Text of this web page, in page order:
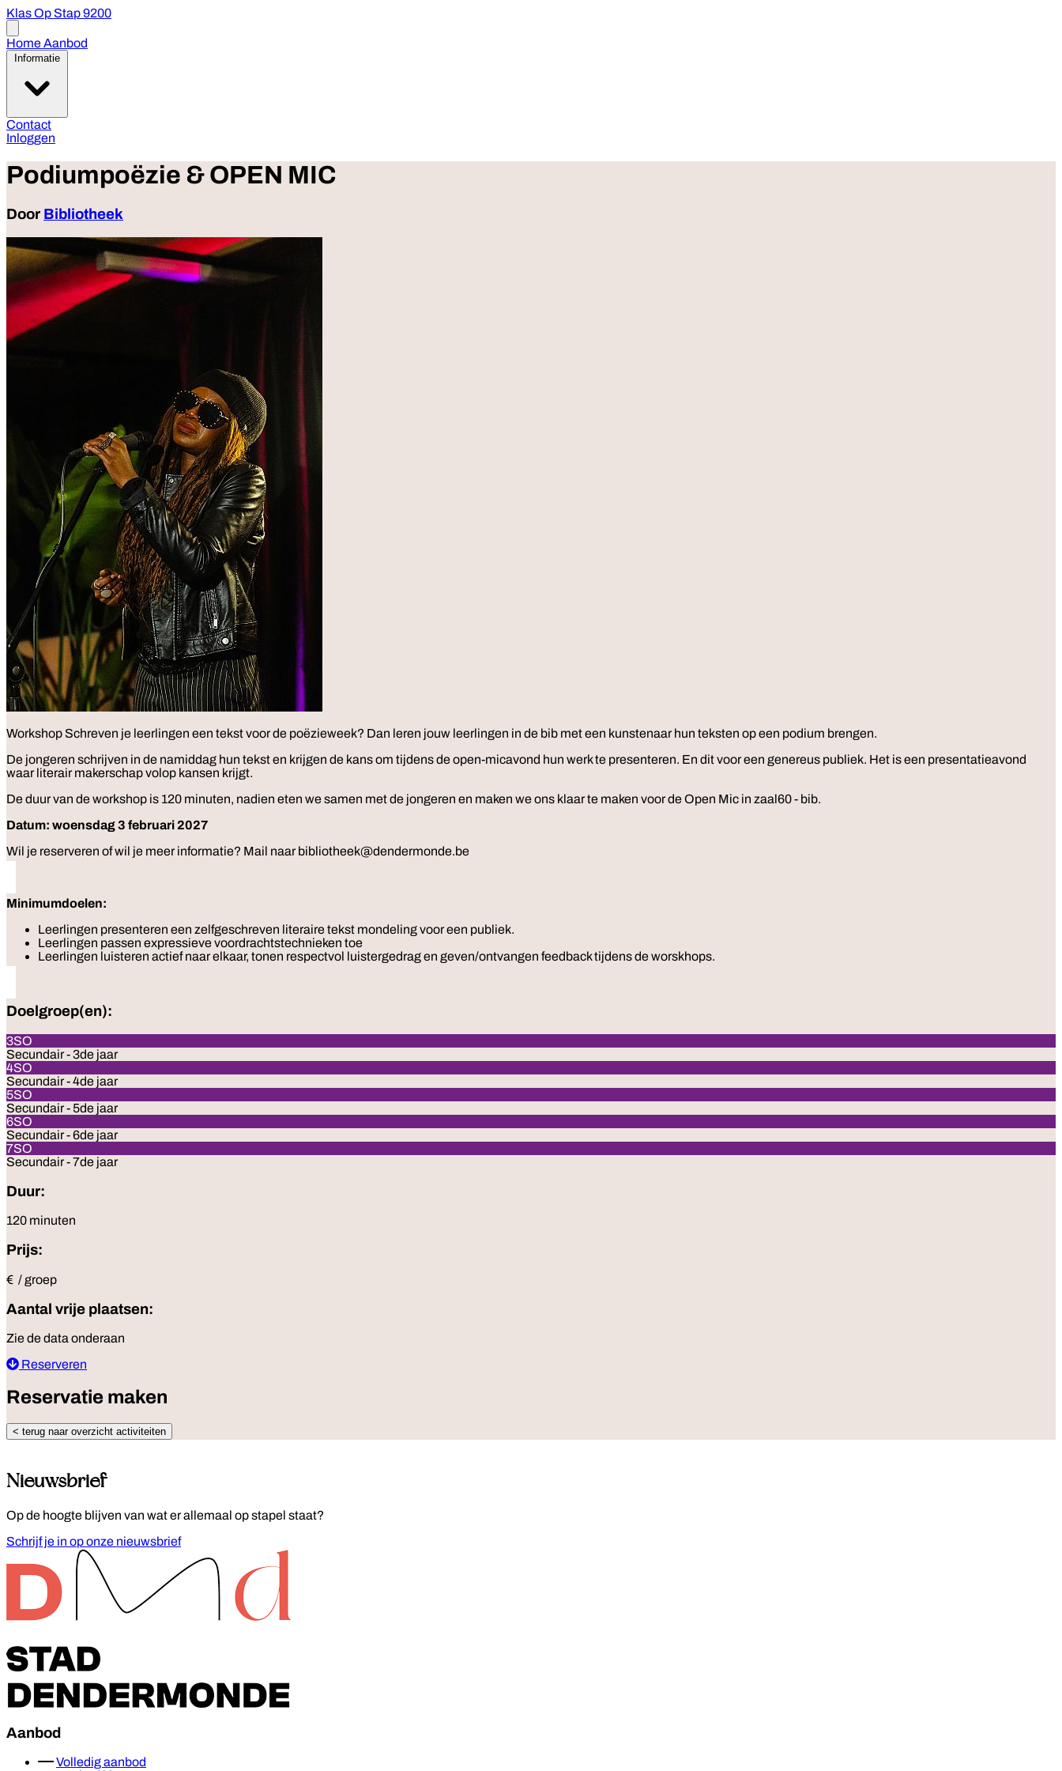
Klas Op Stap 9200
menu
HomeAanbod
Informatie
Contact
Inloggen
Podiumpoëzie & OPEN MIC
Door Bibliotheek
Workshop Schreven je leerlingen een tekst voor de poëzieweek? Dan leren jouw leerlingen in de bib met een kunstenaar hun teksten op een podium brengen.
De jongeren schrijven in de namiddag hun tekst en krijgen de kans om tijdens de open-micavond hun werk te presenteren. En dit voor een genereus publiek. Het is een presentatieavond
waar literair makerschap volop kansen krijgt.
De duur van de workshop is 120 minuten, nadien eten we samen met de jongeren en maken we ons klaar te maken voor de Open Mic in zaal60 - bib.
Datum: woensdag 3 februari 2027
Wil je reserveren of wil je meer informatie? Mail naar bibliotheek@dendermonde.be
Minimumdoelen:
Leerlingen presenteren een zelfgeschreven literaire tekst mondeling voor een publiek.
Leerlingen passen expressieve voordrachtstechnieken toe
Leerlingen luisteren actief naar elkaar, tonen respectvol luistergedrag en geven/ontvangen feedback tijdens de worskhops.
Doelgroep(en):
3SO
Secundair - 3de jaar
4SO
Secundair - 4de jaar
5SO
Secundair - 5de jaar
6SO
Secundair - 6de jaar
7SO
Secundair - 7de jaar
Duur:
120 minuten
Prijs:
€ / groep
Aantal vrije plaatsen:
Zie de data onderaan
Reserveren
Reservatie maken
< terug naar overzicht activiteiten
Nieuwsbrief
Op de hoogte blijven van wat er allemaal op stapel staat?
Schrijf je in op onze nieuwsbrief
Aanbod
Volledig aanbod